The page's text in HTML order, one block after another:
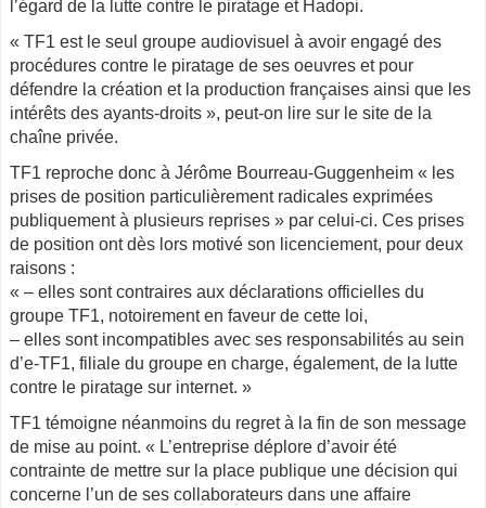
l’égard de la lutte contre le piratage et Hadopi.
« TF1 est le seul groupe audiovisuel à avoir engagé des
procédures contre le piratage de ses oeuvres et pour
défendre la création et la production françaises ainsi que les
intérêts des ayants-droits », peut-on lire sur le site de la
chaîne privée.
TF1 reproche donc à Jérôme Bourreau-Guggenheim « les
prises de position particulièrement radicales exprimées
publiquement à plusieurs reprises » par celui-ci. Ces prises
de position ont dès lors motivé son licenciement, pour deux
raisons :
« – elles sont contraires aux déclarations officielles du
groupe TF1, notoirement en faveur de cette loi,
– elles sont incompatibles avec ses responsabilités au sein
d’e-TF1, filiale du groupe en charge, également, de la lutte
contre le piratage sur internet. »
TF1 témoigne néanmoins du regret à la fin de son message
de mise au point. « L’entreprise déplore d’avoir été
contrainte de mettre sur la place publique une décision qui
concerne l’un de ses collaborateurs dans une affaire